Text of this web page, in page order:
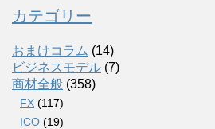
カテゴリー
おまけコラム (14)
ビジネスモデル (7)
商材全般 (358)
FX (117)
ICO (19)